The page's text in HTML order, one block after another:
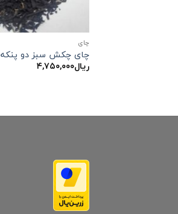
چاي
چای چکش سبز دو پنکه ۵۰۰گرمی
ریال۴,۷۵۰,۰۰۰